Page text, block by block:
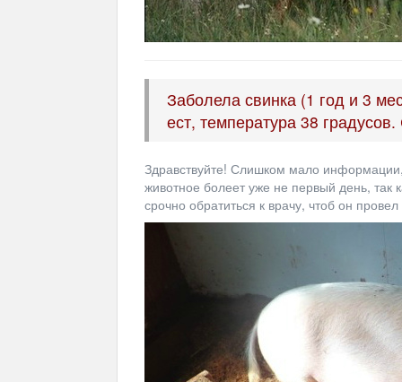
Заболела свинка (1 год и 3
ест, температура 38
Здравствуйте! Слишком мало
животное болеет уже не первый день, так
срочно обратиться к врачу, чтоб он